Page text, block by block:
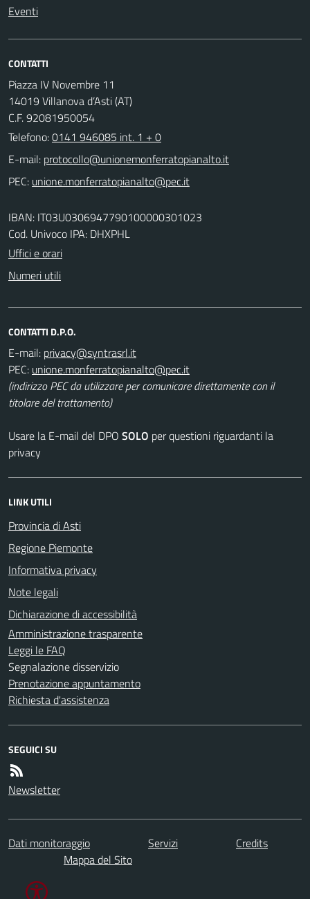
Eventi
CONTATTI
Piazza IV Novembre 11
14019 Villanova d’Asti (AT)
C.F. 92081950054
Telefono:0141 946085 int. 1 + 0
E-mail:
PEC:
IBAN: IT03U0306947790100000301023
Cod. Univoco IPA: DHXPHL
Uffici e orari
Numeri utili
CONTATTI D.P.O.
E-mail:
PEC:
(indirizzo PEC da utilizzare per comunicare direttamente con il
titolare del trattamento)
Usare la E-mail del DPO SOLO per questioni riguardanti la
privacy
LINK UTILI
Provincia di Asti
Regione Piemonte
Informativa privacy
Note legali
Dichiarazione di accessibilità
Amministrazione trasparente
Leggi le FAQ
Segnalazione disservizio
Prenotazione appuntamento
Richiesta d'assistenza
SEGUICI SU
Newsletter
Dati monitoraggio Servizi
Credits
Mappa del Sito